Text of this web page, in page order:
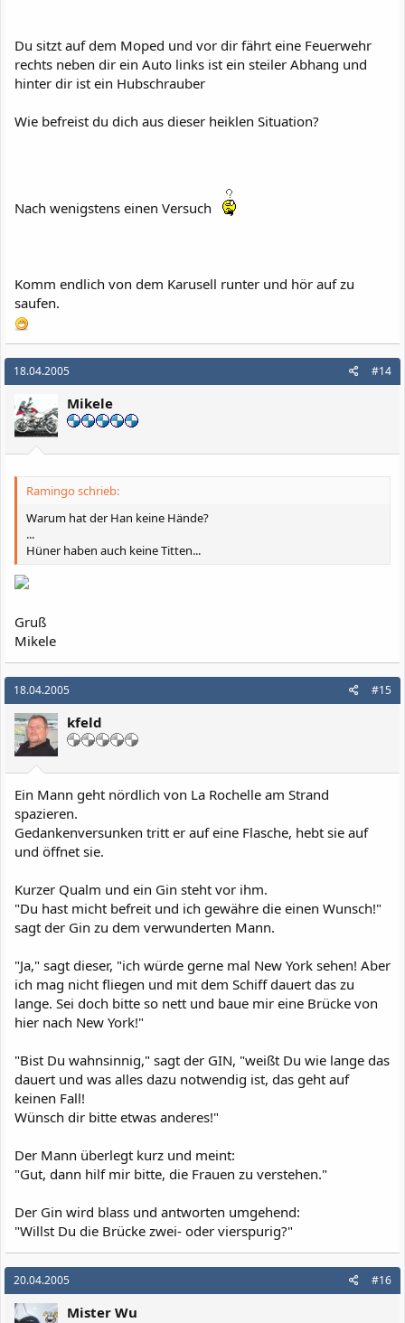
Du sitzt auf dem Moped und vor dir fährt eine Feuerwehr
rechts neben dir ein Auto links ist ein steiler Abhang und
hinter dir ist ein Hubschrauber
Wie befreist du dich aus dieser heiklen Situation?
Nach wenigstens einen Versuch
Komm endlich von dem Karusell runter und hör auf zu
saufen.
18.04.2005 #14
Mikele
Ramingo schrieb:
Warum hat der Han keine Hände?
...
Hüner haben auch keine Titten...
Gruß
Mikele
18.04.2005 #15
kfeld
Ein Mann geht nördlich von La Rochelle am Strand
spazieren.
Gedankenversunken tritt er auf eine Flasche, hebt sie auf
und öffnet sie.
Kurzer Qualm und ein Gin steht vor ihm.
"Du hast micht befreit und ich gewähre die einen Wunsch!"
sagt der Gin zu dem verwunderten Mann.
"Ja," sagt dieser, "ich würde gerne mal New York sehen! Aber
ich mag nicht fliegen und mit dem Schiff dauert das zu
lange. Sei doch bitte so nett und baue mir eine Brücke von
hier nach New York!"
"Bist Du wahnsinnig," sagt der GIN, "weißt Du wie lange das
dauert und was alles dazu notwendig ist, das geht auf
keinen Fall!
Wünsch dir bitte etwas anderes!"
Der Mann überlegt kurz und meint:
"Gut, dann hilf mir bitte, die Frauen zu verstehen."
Der Gin wird blass und antworten umgehend:
"Willst Du die Brücke zwei- oder vierspurig?"
20.04.2005 #16
Mister Wu